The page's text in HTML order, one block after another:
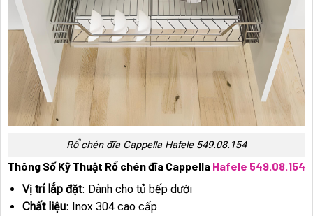
Rổ chén đĩa Cappella Hafele 549.08.154
Thông Số Kỹ Thuật Rổ chén đĩa Cappella Hafele 549.08.154
Vị trí lắp đặt: Dành cho tủ bếp dưới
Chất liệu: Inox 304 cao cấp